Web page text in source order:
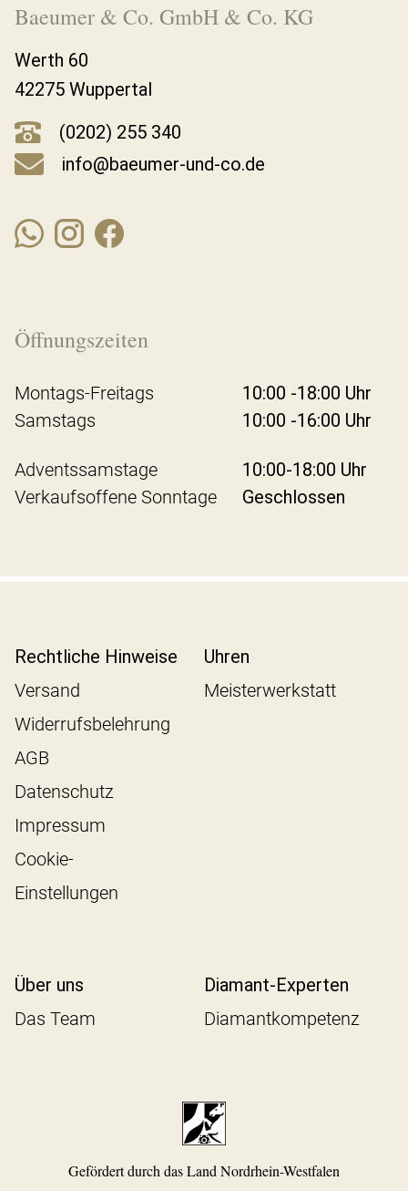
Baeumer & Co. GmbH & Co. KG
Werth 60
42275 Wuppertal
(0202) 255 340
info@baeumer-und-co.de
Öffnungszeiten
Montags-Freitags
10:00 -18:00 Uhr
Samstags
10:00 -16:00 Uhr
Adventssamstage
10:00-18:00 Uhr
Verkaufsoffene Sonntage
Geschlossen
Rechtliche Hinweise
Versand
Widerrufsbelehrung
AGB
Datenschutz
Impressum
Cookie-
Einstellungen
Uhren
Meisterwerkstatt
Über uns
Das Team
Diamant-Experten
Diamantkompetenz
Gefördert durch das Land Nordrhein-Westfalen